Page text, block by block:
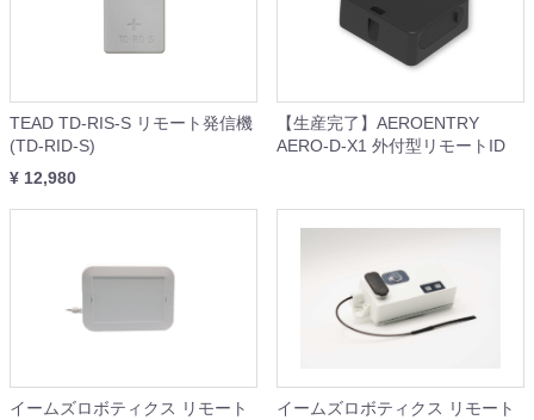
TEAD TD-RIS-S リモート発信機
(TD-RID-S)
¥ 12,980
【生産完了】AEROENTRY
AERO-D-X1 外付型リモートID
イームズロボティクス リモート
イームズロボティクス リモート